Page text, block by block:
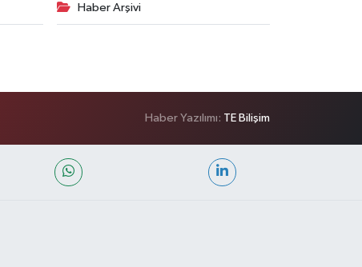
Haber Arşivi
Haber Yazılımı: TE Bilişim